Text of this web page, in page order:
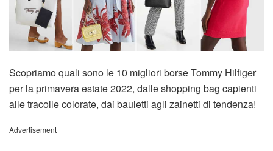
Scopriamo quali sono le 10 migliori borse Tommy Hilfiger
per la primavera estate 2022, dalle shopping bag capienti
alle tracolle colorate, dai bauletti agli zainetti di tendenza!
Advertisement